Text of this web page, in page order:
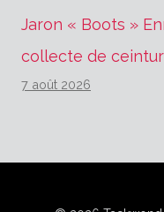
Jaron « Boots »
collecte de
7 août 2026